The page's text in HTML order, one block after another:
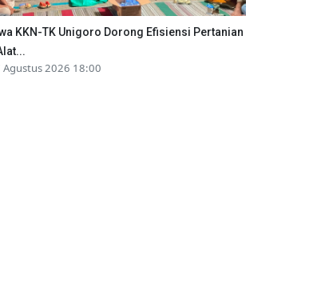
KKN-TK Unigoro Dorong Efisiensi Pertanian
Agustus 2026 18:00